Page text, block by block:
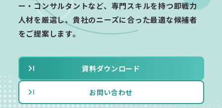
ー・コンサルタントなど、専門スキルを持つ即戦力
人材を厳選し、貴社のニーズに合った最適な候補者
をご提案します。
資料ダウンロード
お問い合わせ